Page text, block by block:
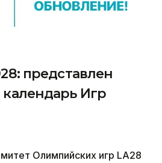
представлен
Игр
Олимпийских игр LA28